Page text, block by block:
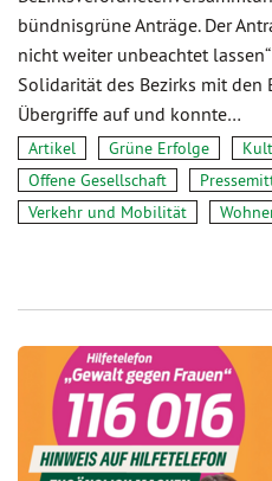
bündnisgrüne Anträge. Der
nicht weiter unbeachtet
Solidarität des Bezirks mit
Übergriffe auf und konnte…
Artikel Grüne Erfolge
Offene Gesellschaft
Verkehr und Mobilität